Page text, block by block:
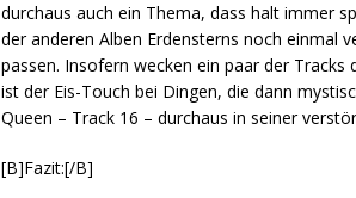
durchaus auch ein Thema, dass halt immer
der anderen Alben Erdensterns noch einmal
passen. Insofern wecken ein paar der
ist der Eis-Touch bei Dingen, die dann
Queen – Track 16 – durchaus in seiner
[B]Fazit:[/B]